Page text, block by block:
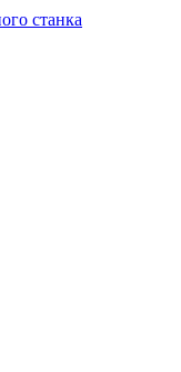
станка